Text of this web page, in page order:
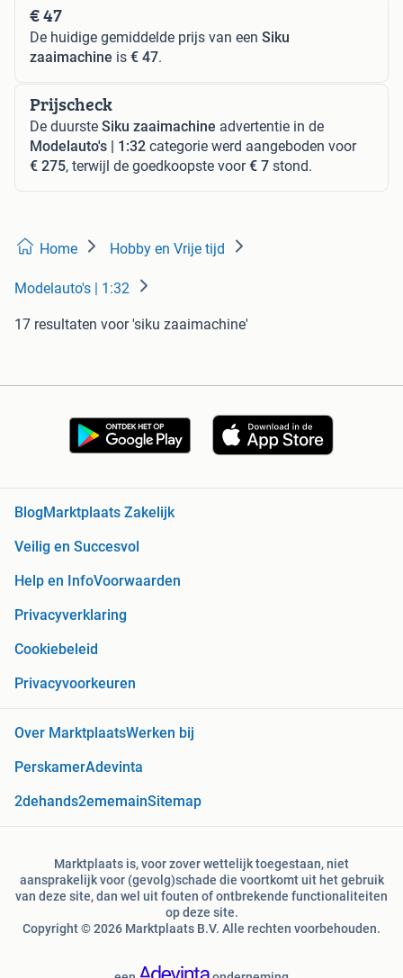
€ 47
De huidige gemiddelde prijs van een Siku
zaaimachine is € 47.
Prijscheck
De duurste Siku zaaimachine advertentie in de
Modelauto's | 1:32 categorie werd aangeboden voor
€ 275, terwijl de goedkoopste voor€ 7 stond.
Home Hobby en Vrije tijd
Modelauto's | 1:32
17 resultaten voor 'siku zaaimachine'
BlogMarktplaats Zakelijk
Veilig en Succesvol
Help en InfoVoorwaarden
Privacyverklaring
Cookiebeleid
Privacyvoorkeuren
Over MarktplaatsWerken bij
PerskamerAdevinta
2dehands2ememainSitemap
Marktplaats is, voor zover wettelijk toegestaan, niet
aansprakelijk voor (gevolg)schade die voortkomt uit het gebruik
van deze site, dan wel uit fouten of ontbrekende functionaliteiten
op deze site.
Copyright © 2026 Marktplaats B.V. Alle rechten voorbehouden.